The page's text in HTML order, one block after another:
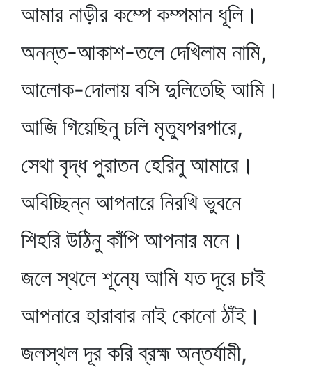
আমার নাড়ীর কম্পে কম্পমান ধূলি।
অনন্ত-আকাশ-তলে দেখিলাম নামি,
আলোক-দোলায় বসি দুলিতেছি আমি।
আজি গিয়েছিনু চলি মৃত্যুপরপারে,
সেথা বৃদ্ধ পুরাতন হেরিনু আমারে।
অবিচ্ছিন্ন আপনারে নিরখি ভুবনে
শিহরি উঠিনু কাঁপি আপনার মনে।
জলে স্থলে শূন্যে আমি যত দূরে চাই
আপনারে হারাবার নাই কোনো ঠাঁই।
জলস্থল দূর করি ব্রহ্ম অন্তর্যামী,